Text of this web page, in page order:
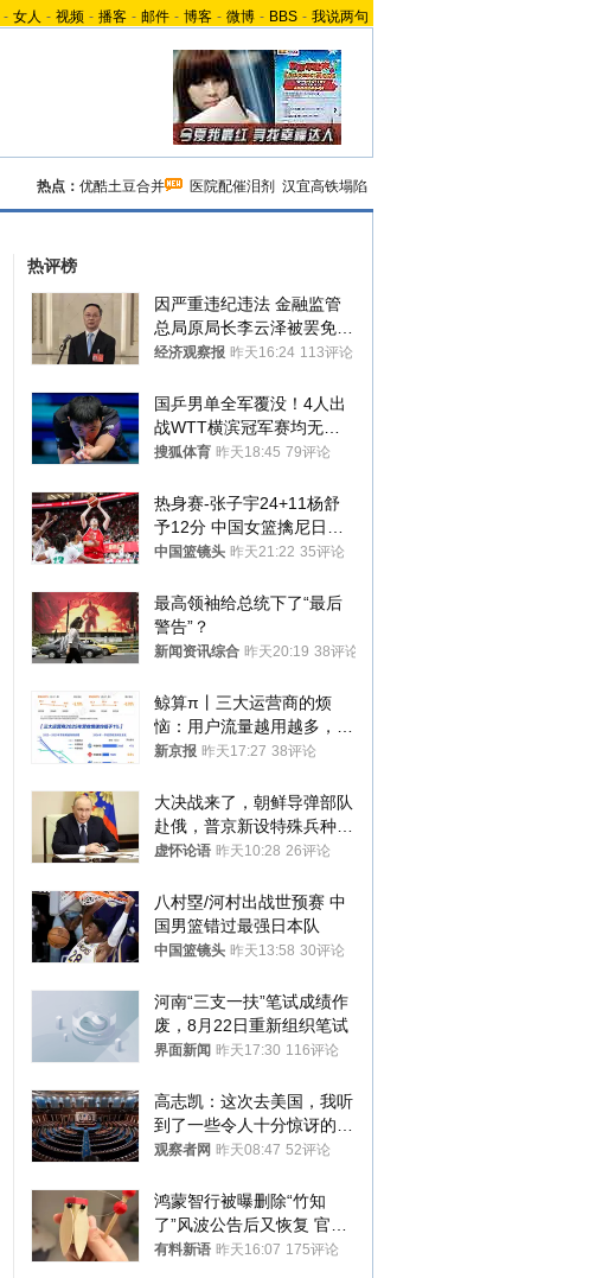
- 女人 - 视频 - 播客 - 邮件 - 博客 - 微博 - BBS - 我说两句
热点： 优酷土豆合并 医院配催泪剂 汉宜高铁塌陷
热评榜
因严重违纪违法 金融监管
总局原局长李云泽被罢免全
国人大代表
经济观察报 昨天16:24 113评论
国乒男单全军覆没！4人出
战WTT横滨冠军赛均无缘
八强
搜狐体育 昨天18:45 79评论
热身赛-张子宇24+11杨舒
予12分 中国女篮擒尼日利
亚
中国篮镜头 昨天21:22 35评论
最高领袖给总统下了“最后
警告”？
新闻资讯综合 昨天20:19 38评论
鲸算π丨三大运营商的烦
恼：用户流量越用越多，收
入却越来越少
新京报 昨天17:27 38评论
大决战来了，朝鲜导弹部队
赴俄，普京新设特殊兵种，
76岁老将扛旗
虚怀论语 昨天10:28 26评论
八村塁/河村出战世预赛 中
国男篮错过最强日本队
中国篮镜头 昨天13:58 30评论
河南“三支一扶”笔试成绩作
废，8月22日重新组织笔试
界面新闻 昨天17:30 116评论
高志凯：这次去美国，我听
到了一些令人十分惊讶的消
息
观察者网 昨天08:47 52评论
鸿蒙智行被曝删除“竹知
了”风波公告后又恢复 官媒
曾力挺：劝华为要大度的，
有料新语 昨天16:07 175评论